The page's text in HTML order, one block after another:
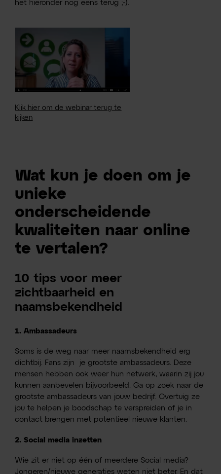
het hieronder nog eens terug ;-).
Klik hier om de webinar terug te
kijken
Wat kun je doen om je
unieke
onderscheidende
kwaliteiten naar online
te vertalen?
10 tips voor meer
zichtbaarheid en
naamsbekendheid
1. Ambassadeurs
Soms is de weg naar meer naamsbekendheid erg
dichtbij. Fans zijn je grootste ambassadeurs. Deze
mensen hebben ook weer hun netwerk, waarin zij jou
kunnen aanbevelen bijvoorbeeld. Ga op zoek naar de
grootste ambassadeurs van jouw bedrijf. Overtuig ze
jou te helpen je boodschap te verspreiden of je in
contact brengen met potentieel nieuwe klanten.
2. Social media inzetten
Wie zit er niet op één of meerdere Social media?
Jongeren/nieuwe generaties weten niet beter. En dat